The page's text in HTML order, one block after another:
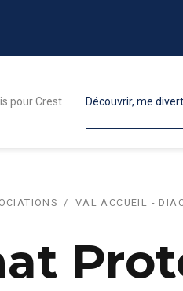
pour Crest Découvrir, me
VAL ACCUEIL -